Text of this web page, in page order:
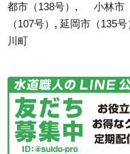
都市（138号） ,小林市
（107号） , 延岡市（135号
川町